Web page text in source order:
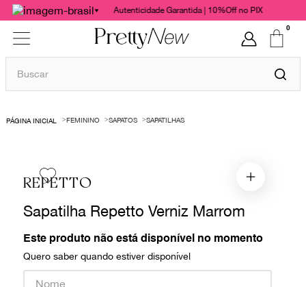
Autenticidade Garantida | 10%Off no PIX
0
Buscar
FEMININO SAPATOS SAPATILHAS
REPETTO
Sapatilha Repetto Verniz Marrom
Este produto não está disponível no momento
Quero saber quando estiver disponível
1º
bolsas
chanel
valentino
vestido
paula raia